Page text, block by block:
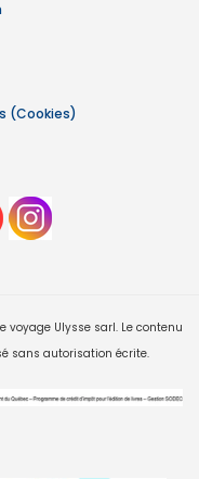
(Cookies)
voyage Ulysse sarl. Le contenu
sans autorisation écrite.